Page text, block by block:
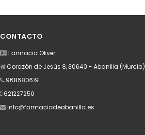
CONTACTO
Farmacia Oliver
Corazón de Jesús 8, 30640 - Abanilla (Murcia)
968680619
621227250
info@farmaciadeabanilla.es